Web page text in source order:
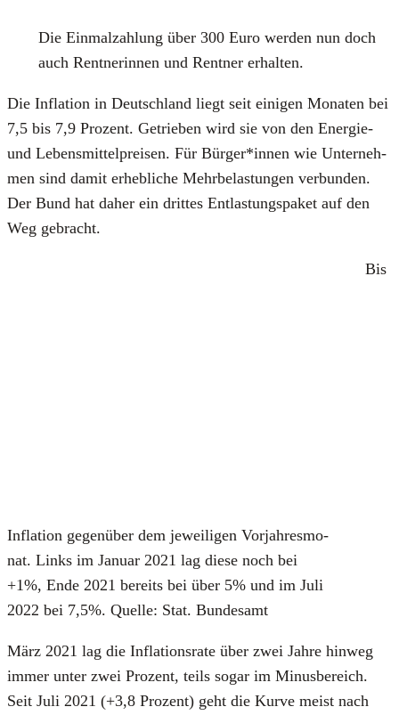
Die Ein­mal­zah­lung über 300 Euro wer­den nun doch
auch Rent­ne­rin­nen und Rent­ner erhal­ten.
Die Infla­ti­on in Deutsch­land liegt seit eini­gen Mona­ten bei
7,5 bis 7,9 Pro­zent. Getrie­ben wird sie von den Ener­gie-
und Lebens­mit­tel­prei­sen. Für Bürger*innen wie Unter­neh­
men sind damit erheb­li­che Mehr­be­las­tun­gen ver­bun­den.
Der Bund hat daher ein drit­tes Ent­las­tungs­pa­ket auf den
Weg gebracht.
Infla­ti­on gegen­über dem jewei­li­gen Vor­jah­res­mo­
nat. Links im Janu­ar 2021 lag die­se noch bei
+1%, Ende 2021 bereits bei über 5% und im Juli
2022 bei 7,5%. Quel­le: Stat. Bun­des­amt
Bis
März 2021 lag die Infla­ti­ons­ra­te über zwei Jah­re hin­weg
immer unter zwei Pro­zent, teils sogar im Minus­be­reich.
Seit Juli 2021 (+3,8 Pro­zent) geht die Kur­ve meist nach